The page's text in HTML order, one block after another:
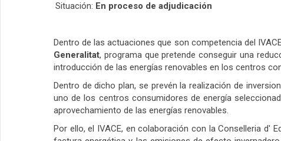
Situación: En proceso de adjudicación
Dentro de las actuaciones que son competencia del
Generalitat, programa que pretende conseguir una
introducción de las energías renovables en los centros
Dentro de dicho plan, se prevén la realización de
uno de los centros consumidores de energía
aprovechamiento de las energías renovables.
Por ello, el IVACE, en colaboración con la Conselleria d'